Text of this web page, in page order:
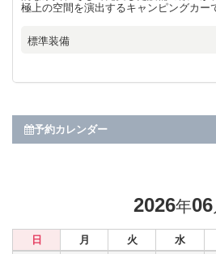
極上の空間を演出するキャンピングカー
標準装備
予約カレンダー
2026年06
日 月 火 水